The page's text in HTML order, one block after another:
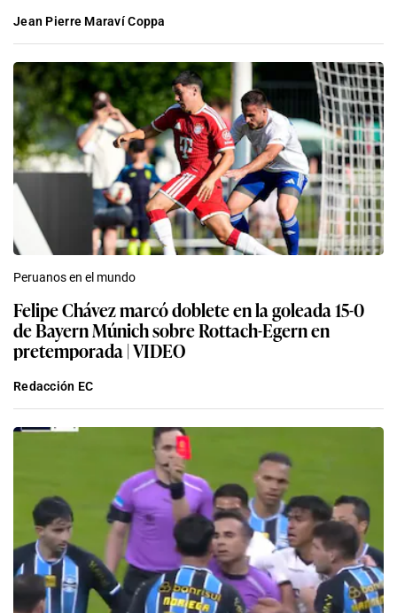
Jean Pierre Maraví Coppa
Peruanos en el mundo
Felipe Chávez marcó doblete en la goleada 15-0
de Bayern Múnich sobre Rottach-Egern en
pretemporada | VIDEO
Redacción EC